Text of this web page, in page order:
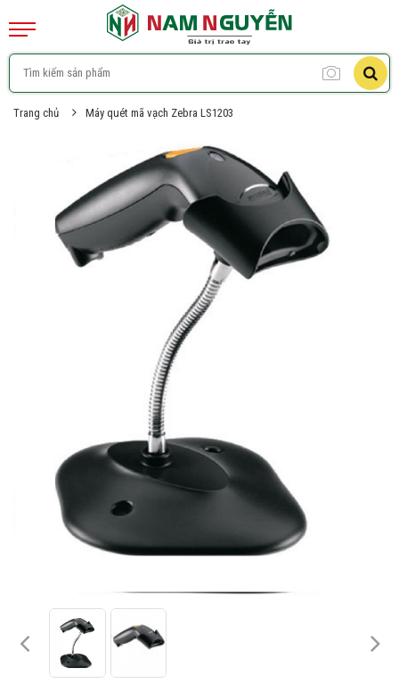
Trang chủ Máy quét mã vạch Zebra LS1203